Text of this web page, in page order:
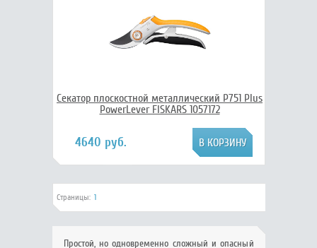
Секатор плоскостной металлический P751 Plus
PowerLever FISKARS 1057172
4640 руб.
Страницы: 1
Простой, но одновременно сложный и опасный